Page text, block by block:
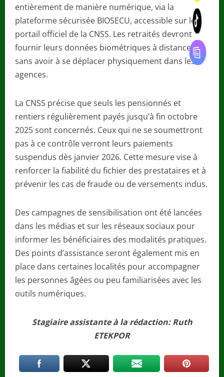
entièrement de manière numérique, via la
plateforme sécurisée BIOSECU, accessible sur le
portail officiel de la CNSS. Les retraités devront
fournir leurs données biométriques à distance,
sans avoir à se déplacer physiquement dans les
agences.
La CNSS précise que seuls les pensionnés et
rentiers régulièrement payés jusqu’à fin octobre
2025 sont concernés. Ceux qui ne se soumettront
pas à ce contrôle verront leurs paiements
suspendus dès janvier 2026. Cette mesure vise à
renforcer la fiabilité du fichier des prestataires et à
prévenir les cas de fraude ou de versements indus.
Des campagnes de sensibilisation ont été lancées
dans les médias et sur les réseaux sociaux pour
informer les bénéficiaires des modalités pratiques.
Des points d’assistance seront également mis en
place dans certaines localités pour accompagner
les personnes âgées ou peu familiarisées avec les
outils numériques.
Stagiaire assistante à la rédaction: Ruth
ETEKPOR